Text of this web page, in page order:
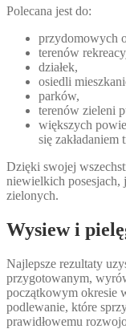
Polecana jest do:
przydomowych
terenów
działek,
osiedli
parków,
terenów zieleni
większych
się zakładaniem
Dzięki swojej
niewielkich posesjach,
zielonych.
Wysiew i
Najlepsze rezultaty
przygotowanym,
początkowym okresie
podlewanie, które
prawidłowemu